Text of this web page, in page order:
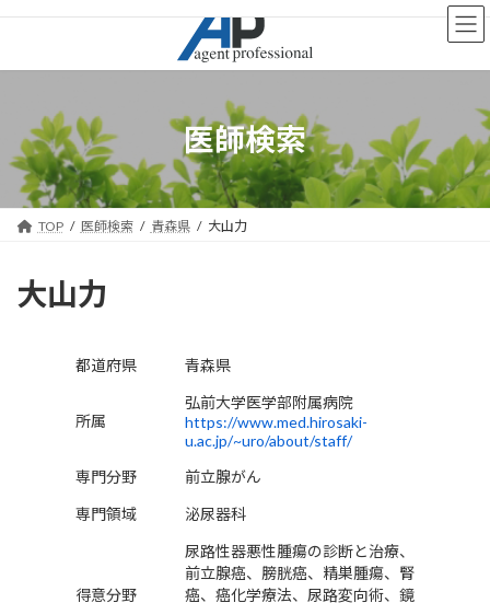
ン
キ
プ
ー
に
動
医師検索
TOP 医師検索 青森県 大山力
大山力
都道府県 青森県
所属
弘前大学医学部附属病院
https://www.med.hirosaki-
u.ac.jp/~uro/about/staff/
専門分野
前立腺がん
専門領域
泌尿器科
得意分野
尿路性器悪性腫瘍の診断と治療、
前立腺癌、膀胱癌、精巣腫瘍、腎
癌、癌化学療法、尿路変向術、鏡